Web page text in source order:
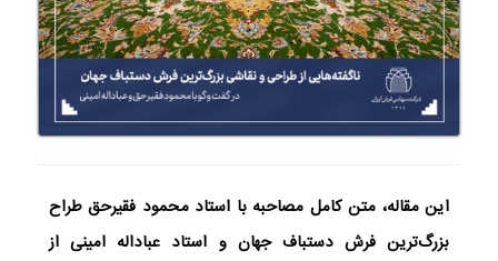
این مقاله، متن کامل مصاحبه با استاد محمود فقیرحق طراح
بزرگ‌ترین فرش دستباف جهان و استاد عباداله امینی از